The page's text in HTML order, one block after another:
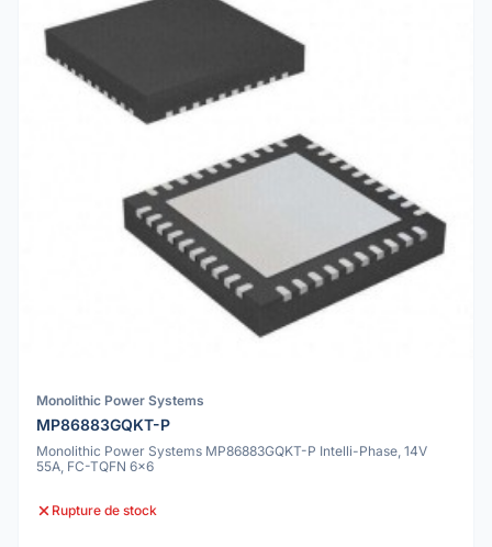
Monolithic Power Systems
MP86883GQKT-P
Monolithic Power Systems MP86883GQKT-P Intelli-Phase, 14V
55A, FC-TQFN 6x6
Rupture de stock